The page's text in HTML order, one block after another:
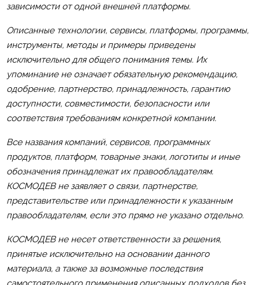
зависимости от одной внешней платформы.
Описанные технологии, сервисы, платформы, программы,
инструменты, методы и примеры приведены
исключительно для общего понимания темы. Их
упоминание не означает обязательную рекомендацию,
одобрение, партнерство, принадлежность, гарантию
доступности, совместимости, безопасности или
соответствия требованиям конкретной компании.
Все названия компаний, сервисов, программных
продуктов, платформ, товарные знаки, логотипы и иные
обозначения принадлежат их правообладателям.
КОСМОДЕВ не заявляет о связи, партнерстве,
представительстве или принадлежности к указанным
правообладателям, если это прямо не указано отдельно.
КОСМОДЕВ не несет ответственности за решения,
принятые исключительно на основании данного
материала, а также за возможные последствия